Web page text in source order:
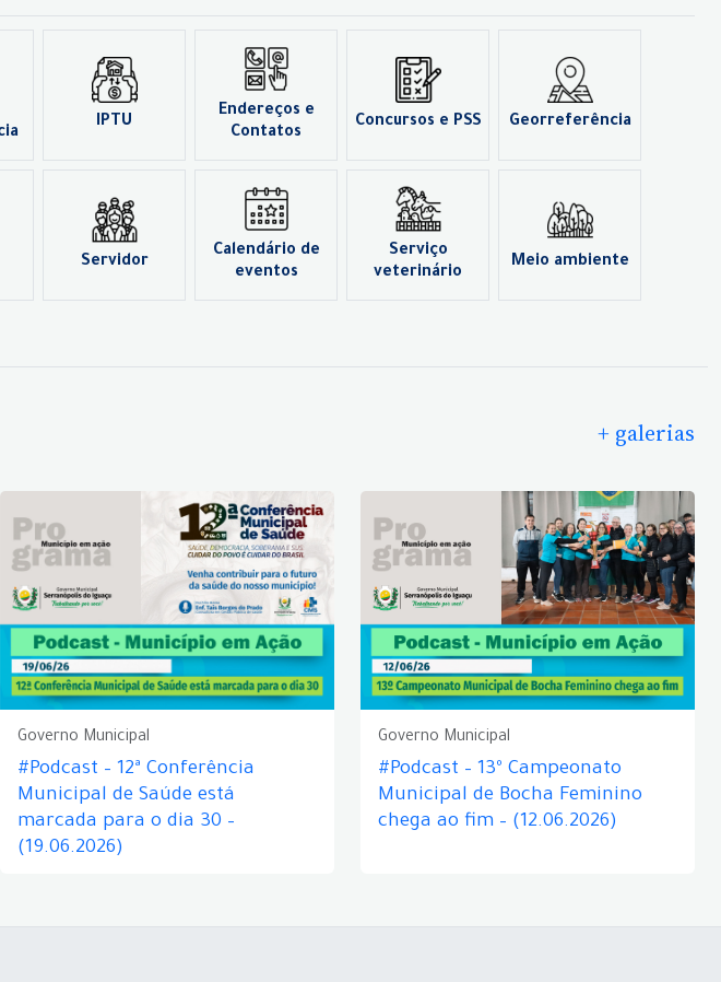
IPTU
Endereços e
Contatos
Concursos e PSS Georreferência
Servidor
Calendário de
eventos
Serviço
veterinário
Meio ambiente
+ galerias
Governo Municipal
#Podcast – 12ª Conferência
Municipal de Saúde está
marcada para o dia 30 –
(19.06.2026)
Governo Municipal
#Podcast – 13º Campeonato
Municipal de Bocha Feminino
chega ao fim – (12.06.2026)